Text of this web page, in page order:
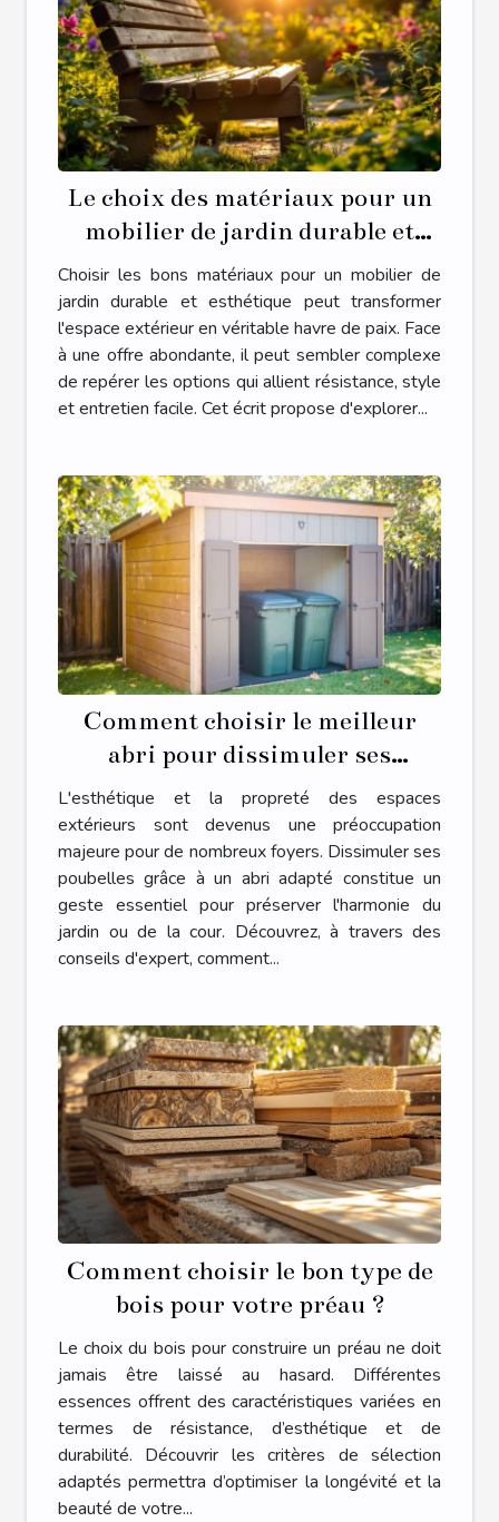
Le choix des matériaux pour un
mobilier de jardin durable et
beau
Choisir les bons matériaux pour un mobilier de
jardin durable et esthétique peut transformer
l'espace extérieur en véritable havre de paix. Face
à une offre abondante, il peut sembler complexe
de repérer les options qui allient résistance, style
et entretien facile. Cet écrit propose d'explorer...
Comment choisir le meilleur
abri pour dissimuler ses
poubelles ?
L'esthétique et la propreté des espaces
extérieurs sont devenus une préoccupation
majeure pour de nombreux foyers. Dissimuler ses
poubelles grâce à un abri adapté constitue un
geste essentiel pour préserver l'harmonie du
jardin ou de la cour. Découvrez, à travers des
conseils d'expert, comment...
Comment choisir le bon type de
bois pour votre préau ?
Le choix du bois pour construire un préau ne doit
jamais être laissé au hasard. Différentes
essences offrent des caractéristiques variées en
termes de résistance, d’esthétique et de
durabilité. Découvrir les critères de sélection
adaptés permettra d’optimiser la longévité et la
beauté de votre...